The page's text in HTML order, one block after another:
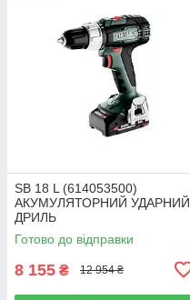
SB 18 L (614053500)
АКУМУЛЯТОРНИЙ УДАРНИЙ
ДРИЛЬ
Готово до відправки
8 155 ₴ 12 954 ₴